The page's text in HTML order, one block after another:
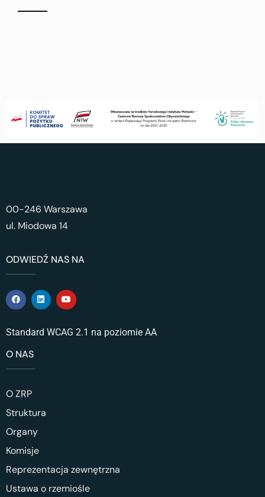
00-246 Warszawa
ul. Miodowa 14
ODWIEDŹ NAS NA
Standard WCAG 2.1 na poziomie AA
O NAS
O ZRP
Struktura
Organy
Komisje
Reprezentacja zewnętrzna
Ustawa o rzemiośle